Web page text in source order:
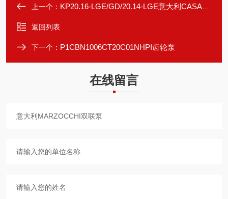
上一个： KP20.16-LGE/GD/20.14-LGE意大利CASAPPA双联齿轮泵
返回列表
下一个： P1CBN1006CT20C01NHPI齿轮泵
在线留言